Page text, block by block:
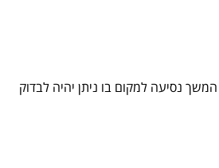
נסיעה למקום בו ניתן יהיה לבדוק